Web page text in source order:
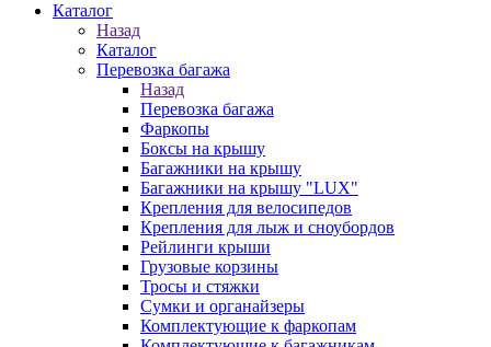
Каталог
Назад
Каталог
Перевозка багажа
Назад
Перевозка багажа
Фаркопы
Боксы на крышу
Багажники на крышу
Багажники на крышу "LUX"
Крепления для велосипедов
Крепления для лыж и сноубордов
Рейлинги крыши
Грузовые корзины
Тросы и стяжки
Сумки и органайзеры
Комплектующие к фаркопам